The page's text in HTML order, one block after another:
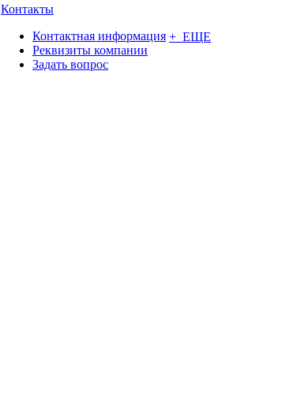
Контакты
Контактная информация
Реквизиты компании
Задать вопрос
+ ЕЩЕ